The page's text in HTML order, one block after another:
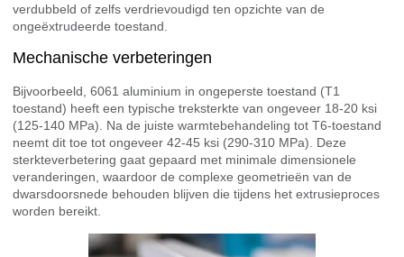
verdubbeld of zelfs verdrievoudigd ten opzichte van de
ongeëxtrudeerde toestand.
Mechanische verbeteringen
Bijvoorbeeld, 6061 aluminium in ongeperste toestand (T1
toestand) heeft een typische treksterkte van ongeveer 18-20 ksi
(125-140 MPa). Na de juiste warmtebehandeling tot T6-toestand
neemt dit toe tot ongeveer 42-45 ksi (290-310 MPa). Deze
sterkteverbetering gaat gepaard met minimale dimensionele
veranderingen, waardoor de complexe geometrieën van de
dwarsdoorsnede behouden blijven die tijdens het extrusieproces
worden bereikt.